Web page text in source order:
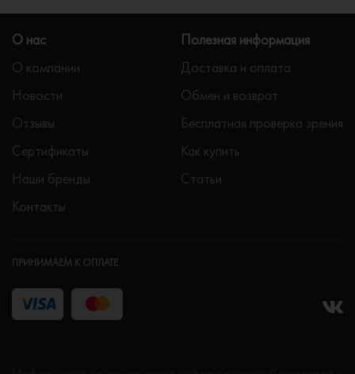
О нас
О компании
Новости
Отзывы
Сертификаты
Наши бренды
Контакты
Полезная информация
Доставка и оплата
Обмен и возврат
Бесплатная проверка зрения
Как купить
Статьи
ПРИНИМАЕМ К ОПЛАТЕ